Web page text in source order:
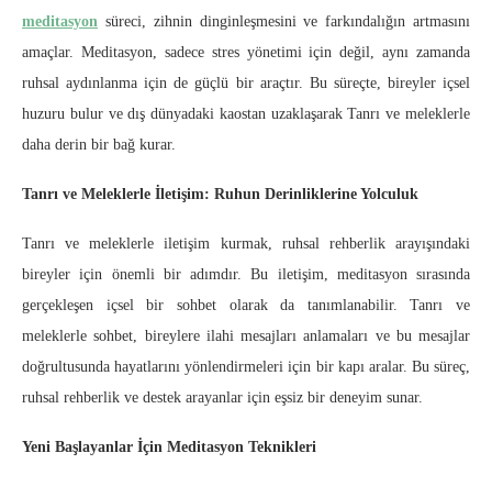
meditasyon süreci, zihnin dinginleşmesini ve farkındalığın artmasını
amaçlar. Meditasyon, sadece stres yönetimi için değil, aynı zamanda
ruhsal aydınlanma için de güçlü bir araçtır. Bu süreçte, bireyler içsel
huzuru bulur ve dış dünyadaki kaostan uzaklaşarak Tanrı ve meleklerle
daha derin bir bağ kurar.
Tanrı ve Meleklerle İletişim: Ruhun Derinliklerine Yolculuk
Tanrı ve meleklerle iletişim kurmak, ruhsal rehberlik arayışındaki
bireyler için önemli bir adımdır. Bu iletişim, meditasyon sırasında
gerçekleşen içsel bir sohbet olarak da tanımlanabilir. Tanrı ve
meleklerle sohbet, bireylere ilahi mesajları anlamaları ve bu mesajlar
doğrultusunda hayatlarını yönlendirmeleri için bir kapı aralar. Bu süreç,
ruhsal rehberlik ve destek arayanlar için eşsiz bir deneyim sunar.
Yeni Başlayanlar İçin Meditasyon Teknikleri